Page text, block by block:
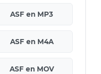
ASF en MP3
ASF en M4A
ASF en MOV